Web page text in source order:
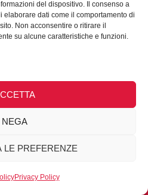
del dispositivo. Il consenso a
elaborare dati come il comportamento di
Non acconsentire o ritirare il
su alcune caratteristiche e funzioni.
NEGA
LE PREFERENZE
Privacy Policy
di ascolto antimobbing di
- C.F. 80023150321 -
-Cookie Policy
Punto di Ascolto di Pordenone